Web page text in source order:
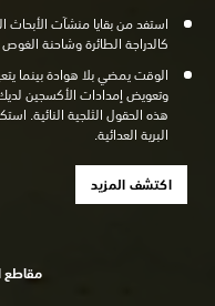
استفد من بقايا منشآت الأبحاث
كالدراجة الطائرة وشاحنة
الوقت يمضي بلا هوادة بينما
وتعويض إمدادات الأكسجين لديك
هذه الحقول الثلجية النائية.
البرية العدائية.
اكتشف المزيد
مقاطع